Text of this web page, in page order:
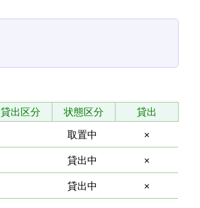
貸出区分 状態区分
貸出
取置中 ×
貸出中 ×
貸出中 ×